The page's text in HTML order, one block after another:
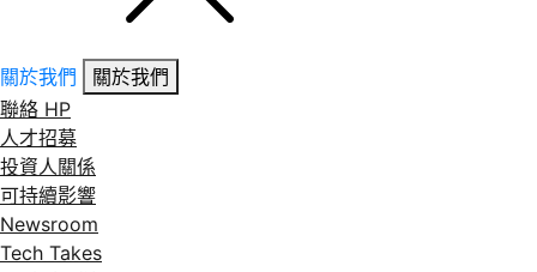
關於我們
關於我們
聯絡 HP
人才招募
投資人關係
可持續影響
Newsroom
Tech Takes